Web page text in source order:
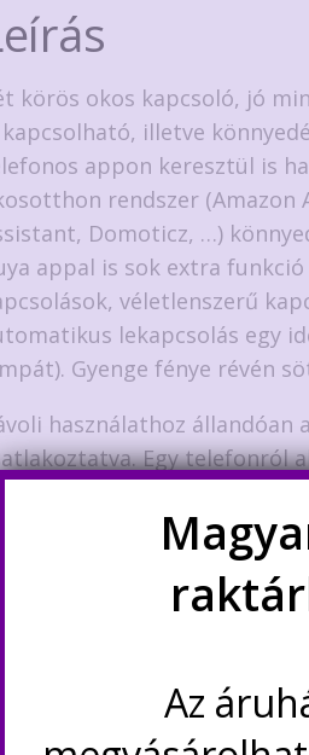
körös okos kapcsoló, jó
kapcsolható, illetve
appon keresztül is
rendszer (Amazon
Domoticz, …)
appal is sok extra
véletlenszerű
lekapcsolás egy
Gyenge fénye révén
használathoz állandóan
Egy telefonról
több telefon is tud
európai szabványú
Működtetéséhez
a 230 voltos hálózati
teljesítmény: max.
Az